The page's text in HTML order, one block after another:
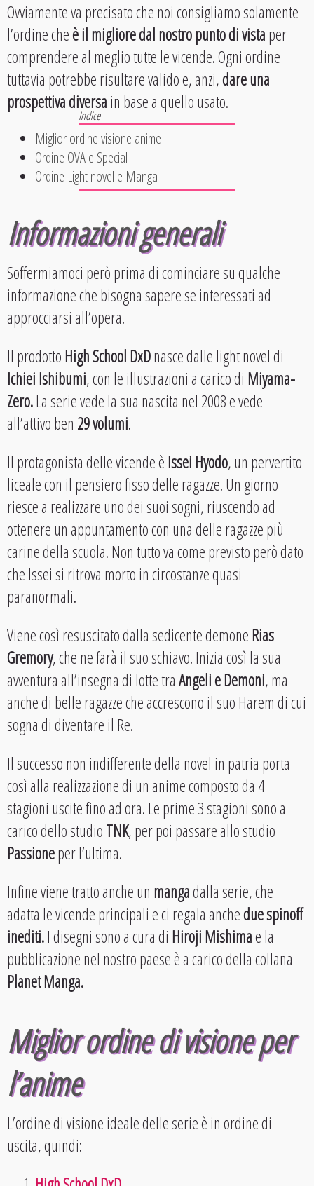
Ovviamente va precisato che noi consigliamo solamente
l’ordine cheè il migliore dal nostro punto di vistaper
comprendere al meglio tutte le vicende. Ogni ordine
tuttavia potrebbe risultare valido e, anzi,dare una
prospettiva diversain base a quello usato.
Miglior ordine visione anime
Ordine OVA e Special
Ordine Light novel e Manga
Informazioni generali
Soffermiamoci però prima di cominciare su qualche
informazione che bisogna sapere se interessati ad
approcciarsi all’opera.
Il prodottoHigh School DxDnasce dalle light novel di
Ichiei Ishibumi, con le illustrazioni a carico di Miyama-
Zero.La serie vede la sua nascita nel 2008 e vede
all’attivo ben 29 volumi.
Il protagonista delle vicende èIssei Hyodo, un pervertito
liceale con il pensiero fisso delle ragazze. Un giorno
riesce a realizzare uno dei suoi sogni, riuscendo ad
ottenere un appuntamento con una delle ragazze più
carine della scuola. Non tutto va come previsto però dato
che Issei si ritrova morto in circostanze quasi
paranormali.
Viene così resuscitato dalla sedicente demoneRias
Gremory, che ne farà il suo schiavo. Inizia così la sua
avventura all’insegna di lotte traAngeli e Demoni, ma
anche di belle ragazze che accrescono il suo Harem di cui
sogna di diventare il Re.
Il successo non indifferente della novel in patria porta
così alla realizzazione di un anime composto da 4
stagioni uscite fino ad ora. Le prime 3 stagioni sono a
carico dello studioTNK, per poi passare allo studio
Passioneper l’ultima.
Infine viene tratto anche un mangadalla serie, che
adatta le vicende principali e ci regala anchedue spinoff
inediti.I disegni sono a cura di Hiroji Mishimae la
pubblicazione nel nostro paese è a carico della collana
Planet Manga.
Miglior ordine di visione per
l’anime
L’ordine di visione ideale delle serie è in ordine di
uscita, quindi: